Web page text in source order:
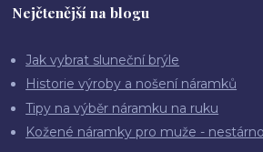
Nejčtenější na blogu
Jak vybrat sluneční brýle
Historie výroby a nošení náramků
Tipy na výběr náramku na ruku
Kožené náramky pro muže -